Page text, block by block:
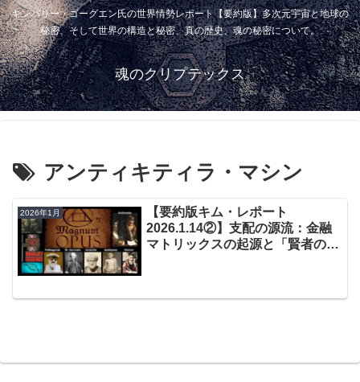
キンバリー・ゴーグエン氏の世界情勢レポート【要約版】多次元宇宙と地球の
秘密、そして世界の構造と秘密、真の歴史、魂の秘密について。
魂のクリプテックス
アンティキティラ・マシン
2026年1月
【要約版キム・レポート
2026.1.14②】支配の源流：金融
マトリックスの起源と「賢者の